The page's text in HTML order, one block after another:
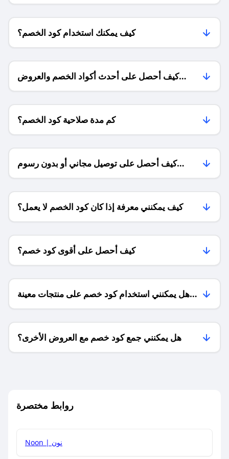
كيف يمكنك استخدام كود الخصم؟
كيف أحصل على أحدث أكواد الخصم والعروض
للمتاجر؟
كم مدة صلاحية كود الخصم؟
كيف أحصل على توصيل مجاني أو بدون رسوم
الشحن ؟
كيف يمكنني معرفة إذا كان كود الخصم لا يعمل؟
كيف أحصل على أقوى كود خصم؟
هل يمكنني استخدام كود خصم على منتجات معينة
فقط؟
هل يمكنني جمع كود خصم مع العروض الأخرى؟
روابط مختصرة
Noon | نون